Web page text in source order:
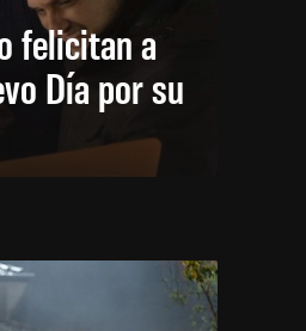
felicitan a
Día por su